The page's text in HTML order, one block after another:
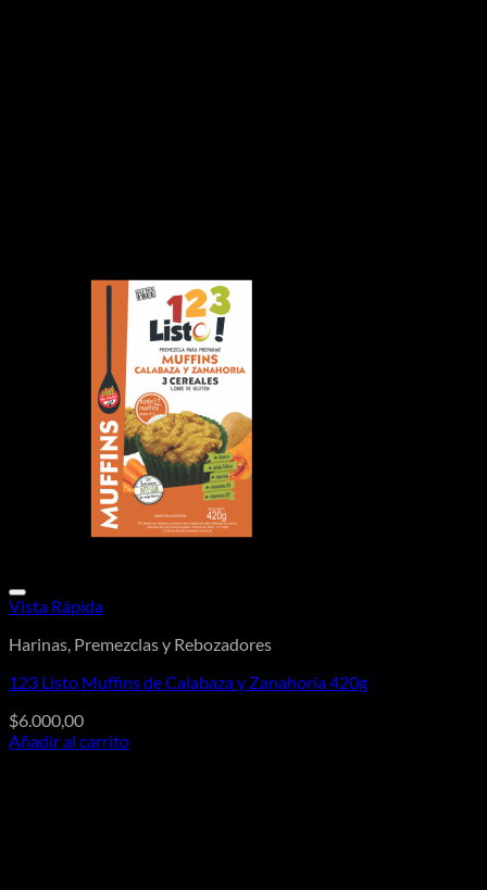
Vista Rápida
Harinas, Premezclas y Rebozadores
123 Listo Muffins de Calabaza y Zanahoria 420g
$6.000,00
Añadir al carrito